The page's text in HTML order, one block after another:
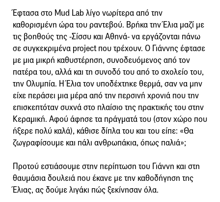
Έφτασα στο Mud Lab λίγο νωρίτερα από την
καθορισμένη ώρα του ραντεβού. Βρήκα την Έλια μαζί με
τις βοηθούς της -Σίσσυ και Αθηνά- να εργάζονται πάνω
σε συγκεκριμένα project που τρέχουν. Ο Γιάννης έφτασε
με μια μικρή καθυστέρηση, συνοδευόμενος από τον
πατέρα του, αλλά και τη συνοδό του από το σχολείο του,
την Ολυμπία. Η Έλια τον υποδέχτηκε θερμά, σαν να μην
είχε περάσει μια μέρα από την περσινή χρονιά που την
επισκεπτόταν συχνά στο πλαίσιο της πρακτικής του στην
Κεραμική. Αφού άφησε τα πράγματά του (στον χώρο που
ήξερε πολύ καλά), κάθισε δίπλα του και του είπε: «Θα
ζωγραφίσουμε και πάλι ανθρωπάκια, όπως παλιά»;
Προτού εστιάσουμε στην περίπτωση του Γιάννη και στη
θαυμάσια δουλειά που έκανε με την καθοδήγηση της
Έλιας, ας δούμε λιγάκι πώς ξεκίνησαν όλα.